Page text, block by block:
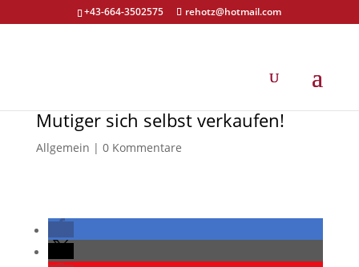
+43-664-3502575 rehotz@hotmail.com
Mutiger sich selbst verkaufen!
Allgemein | 0 Kommentare